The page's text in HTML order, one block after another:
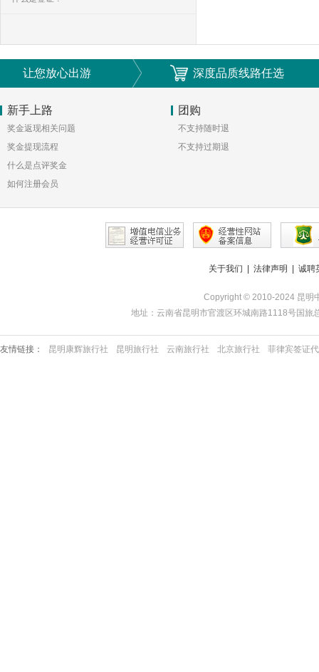
让您放心出游 深度品质线路任选
新手上路
奖金返现相关问题
奖金提现流程
什么是点评奖金
如何注册会员
团购
不支持随时退
不支持过期退
关于我们 法律声明 诚聘
Copyright © 2010-2024 昆明
地址：云南省昆明市官渡区环城南路1118号国
友情链接： 昆明康辉旅行社 昆明旅行社 云南旅行社 北京旅行社 菲律宾签证